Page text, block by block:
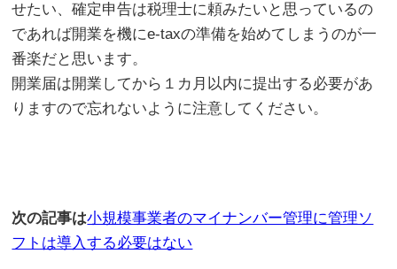
せたい、確定申告は税理士に頼みたいと思っているの
であれば開業を機にe-taxの準備を始めてしまうのが一
番楽だと思います。
開業届は開業してから１カ月以内に提出する必要があ
りますので忘れないように注意してください。
次の記事は小規模事業者のマイナンバー管理に管理ソ
フトは導入する必要はない